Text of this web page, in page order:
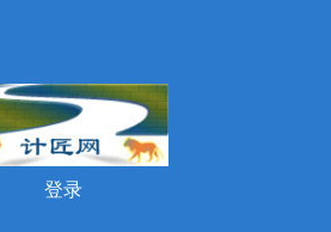
登录